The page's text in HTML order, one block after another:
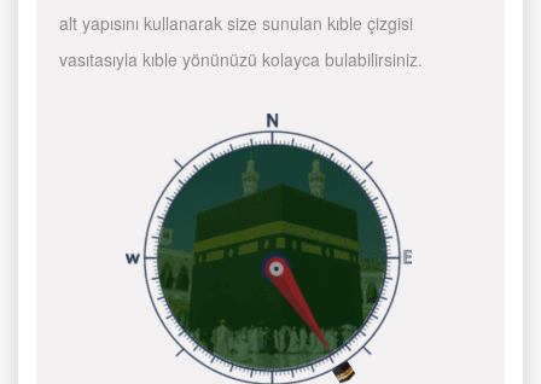
alt yapısını kullanarak size sunulan kıble çizgisi
vasıtasıyla kıble yönünüzü kolayca bulabilirsiniz.